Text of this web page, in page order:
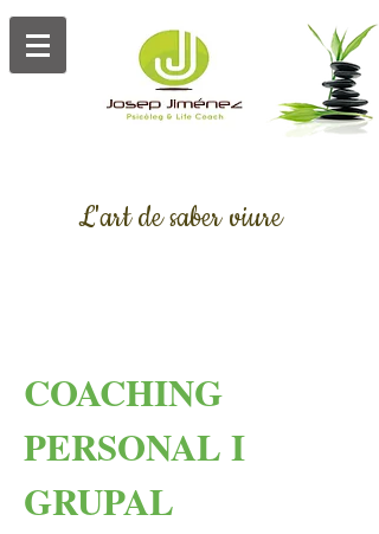
L'art de saber viure
COACHING
PERSONAL I
GRUPAL